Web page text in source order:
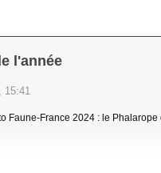
l'année
15:41
Faune-France 2024 : le Phalarope